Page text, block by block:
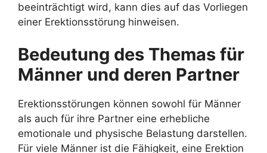
beeinträchtigt wird, kann dies auf das Vorliegen
einer Erektionsstörung hinweisen.
Bedeutung des Themas für
Männer und deren Partner
Erektionsstörungen können sowohl für Männer
als auch für ihre Partner eine erhebliche
emotionale und physische Belastung darstellen.
Für viele Männer ist die Fähigkeit, eine Erektion